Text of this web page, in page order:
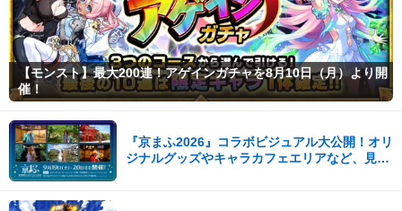
【モンスト】最大200連！アゲインガチャを8月10日（月）より開
催！
『京まふ2026』コラボビジュアル大公開！オリ
ジナルグッズやキャラカフェエリアなど、見ど